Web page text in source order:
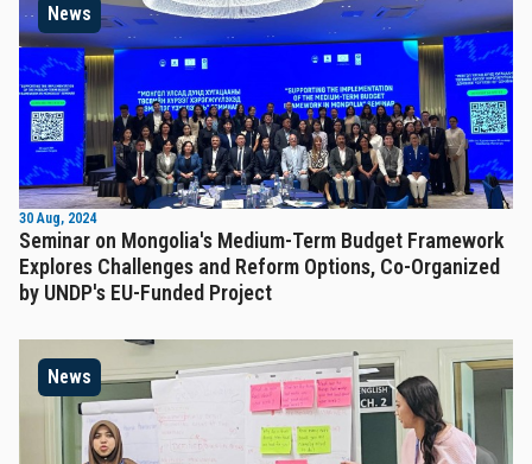
News
30 Aug, 2024
Seminar on Mongolia's Medium-Term Budget Framework
Explores Challenges and Reform Options, Co-Organized
by UNDP's EU-Funded Project
News